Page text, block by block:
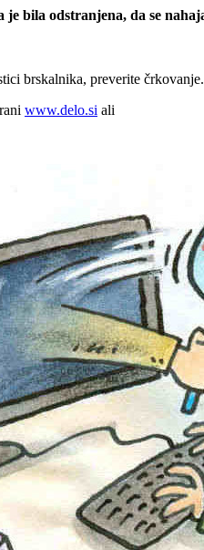
bila odstranjena, da se
brskalnika, preverite črkovanje.
www.delo.si ali